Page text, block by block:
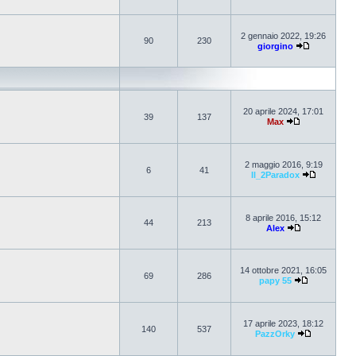
90 230
2 gennaio 2022, 19:26
giorgino
39 137
20 aprile 2024, 17:01
Max
6 41
2 maggio 2016, 9:19
Il_2Paradox
44 213
8 aprile 2016, 15:12
Alex
69 286
14 ottobre 2021, 16:05
papy 55
140 537
17 aprile 2023, 18:12
PazzOrky